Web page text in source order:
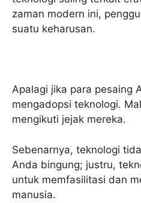
zaman modern ini,
suatu keharusan.
Apalagi jika para pesaing
mengadopsi teknologi.
mengikuti jejak mereka.
Sebenarnya, teknologi
Anda bingung; justru,
untuk memfasilitasi dan
manusia.